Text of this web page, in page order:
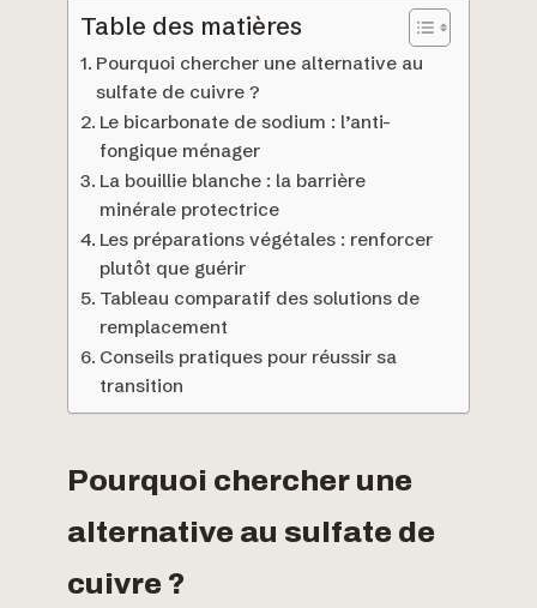
Table des matières
Pourquoi chercher une alternative au
sulfate de cuivre ?
Le bicarbonate de sodium : l’anti-
fongique ménager
La bouillie blanche : la barrière
minérale protectrice
Les préparations végétales : renforcer
plutôt que guérir
Tableau comparatif des solutions de
remplacement
Conseils pratiques pour réussir sa
transition
Pourquoi chercher une
alternative au sulfate de
cuivre ?